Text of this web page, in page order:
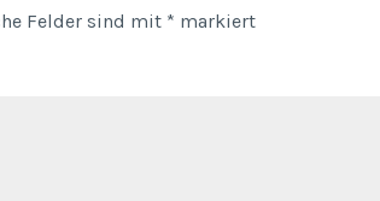
Felder sind mit * markiert